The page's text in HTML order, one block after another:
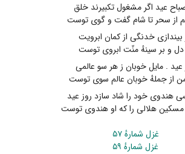
عید اگر مشغول تکبیرند خلق
از سحر تا شام گفت و گوی توست
بیندازی خدنگی از کمان ابرویت
دل و بر سینهٔ منّت ابروی توست
عید . مایل خوبان ز هر سو عالمی
از جملهٔ خوبان عالم سوی توست
هندوی خود را شاد سازد روز عید
هلالی را که او هندوی توست
غزل شمارهٔ ۵۷
غزل شمارهٔ ۵۹